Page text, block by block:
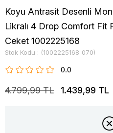
Koyu Antrasit Desenli
Likralı 4 Drop Comfort Fit
Ceket 1002225168
Stok Kodu (1002225168_070)
0.0
4.799,99 TL 1.439,99 TL